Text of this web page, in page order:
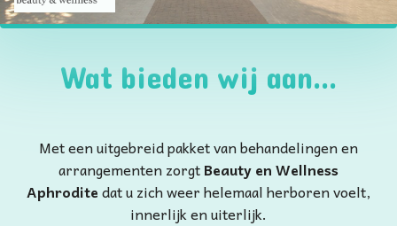
Wat bieden wij aan...
Met een uitgebreid pakket van behandelingen en
arrangementen zorgtBeauty en Wellness
Aphroditedat u zich weer helemaal herboren voelt,
innerlijk en uiterlijk.